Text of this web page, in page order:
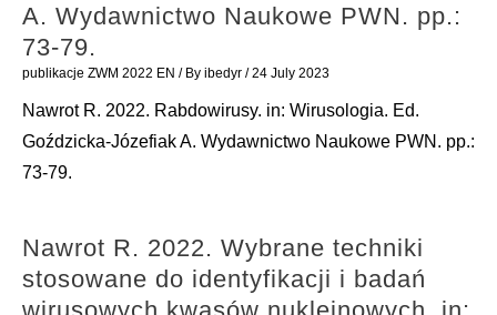
Wykorzystanie
wirusów
inżynierii
genetycznej.
A. Wydawnictwo Naukowe PWN. pp.:
73-79.
publikacje ZWM 2022 EN / By ibedyr /24 July 2023
Nawrot R. 2022. Rabdowirusy. in: Wirusologia. Ed.
Goździcka-Józefiak A. Wydawnictwo Naukowe PWN. pp.:
73-79.
Nawrot R. 2022. Wybrane techniki
stosowane do identyfikacji i badań